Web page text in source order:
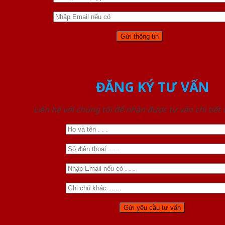
ĐĂNG KÝ TƯ VẤN
Liên hệ với chúng tôi để nhận được tư vấn chi tiết